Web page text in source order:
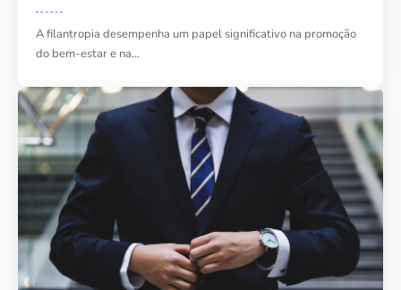
A filantropia desempenha um papel significativo na promoção
do bem-estar e na…